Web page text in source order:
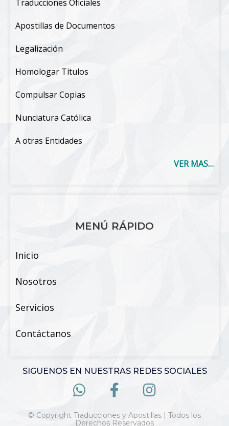
Traducciones Oficiales
Apostillas de Documentos
Legalización
Homologar Títulos
Compulsar Copias
Nunciatura Católica
A otras Entidades
VER MAS…
MENÚ RÁPIDO
Inicio
Nosotros
Servicios
Contáctanos
SIGUENOS EN NUESTRAS REDES SOCIALES
© Copyright Traducciones y Apostillas | Todos los
Derechos Reservados